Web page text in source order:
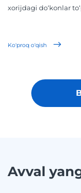
xorijdagi do‘konlar
Ko'proq o'qish
Avval